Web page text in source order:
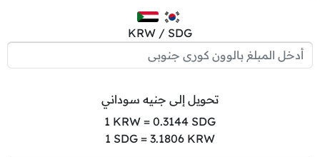
KRW / SDG
تحويل إلى جنيه سوداني
1 KRW = 0.3144 SDG
1 SDG = 3.1806 KRW